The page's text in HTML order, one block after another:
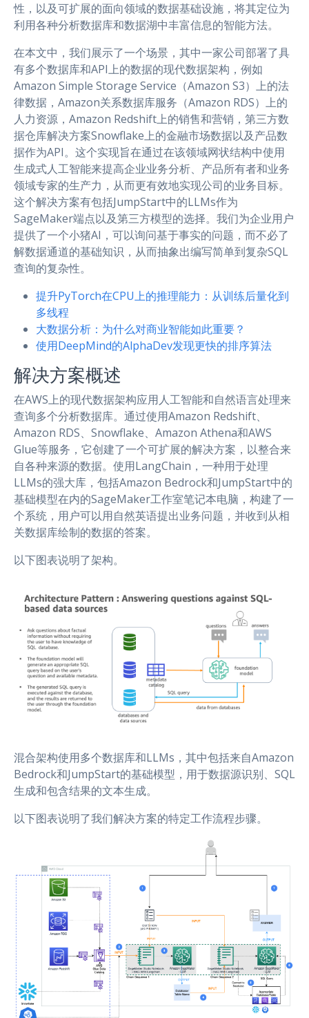
性，以及可扩展的面向领域的数据基础设施，将其定位为
利用各种分析数据库和数据湖中丰富信息的智能方法。
在本文中，我们展示了一个场景，其中一家公司部署了具
有多个数据库和API上的数据的现代数据架构，例如
Amazon Simple Storage Service（Amazon S3）上的法
律数据，Amazon关系数据库服务（Amazon RDS）上的
人力资源，Amazon Redshift上的销售和营销，第三方数
据仓库解决方案Snowflake上的金融市场数据以及产品数
据作为API。这个实现旨在通过在该领域网状结构中使用
生成式人工智能来提高企业业务分析、产品所有者和业务
领域专家的生产力，从而更有效地实现公司的业务目标。
这个解决方案有包括JumpStart中的LLMs作为
SageMaker端点以及第三方模型的选择。我们为企业用户
提供了一个小猪AI，可以询问基于事实的问题，而不必了
解数据通道的基础知识，从而抽象出编写简单到复杂SQL
查询的复杂性。
提升PyTorch在CPU上的推理能力：从训练后量化到
多线程
大数据分析：为什么对商业智能如此重要？
使用DeepMind的AlphaDev发现更快的排序算法
解决方案概述
在AWS上的现代数据架构应用人工智能和自然语言处理来
查询多个分析数据库。通过使用Amazon Redshift、
Amazon RDS、Snowflake、Amazon Athena和AWS
Glue等服务，它创建了一个可扩展的解决方案，以整合来
自各种来源的数据。使用LangChain，一种用于处理
LLMs的强大库，包括Amazon Bedrock和JumpStart中的
基础模型在内的SageMaker工作室笔记本电脑，构建了一
个系统，用户可以用自然英语提出业务问题，并收到从相
关数据库绘制的数据的答案。
以下图表说明了架构。
混合架构使用多个数据库和LLMs，其中包括来自Amazon
Bedrock和JumpStart的基础模型，用于数据源识别、SQL
生成和包含结果的文本生成。
以下图表说明了我们解决方案的特定工作流程步骤。